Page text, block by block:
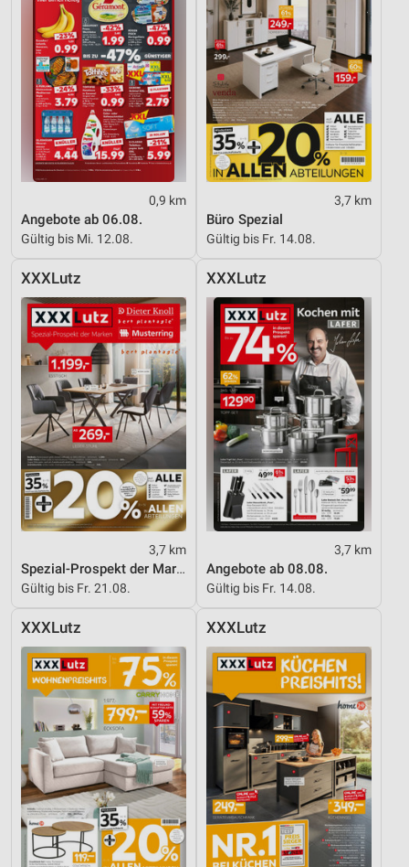
0,9 km
Angebote ab 06.08.
Gültig bis Mi. 12.08.
3,7 km
Büro Spezial
Gültig bis Fr. 14.08.
XXXLutz
3,7 km
Spezial-Prospekt der Marken
Gültig bis Fr. 21.08.
XXXLutz
3,7 km
Angebote ab 08.08.
Gültig bis Fr. 14.08.
XXXLutz XXXLutz
IAB-Besonderheiten:
Verwendung genauer Standortdaten
Geräte anhand von aktiv angeforderten
Informationen identifizieren
Nicht-IAB-Verarbeitungszwecke:
Notwendig
Funktional
Werbung